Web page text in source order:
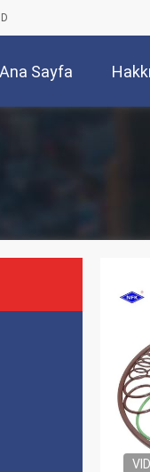
Ana Sayfa